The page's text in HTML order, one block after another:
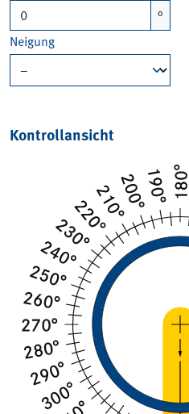
°
Neigung
Kontrollansicht